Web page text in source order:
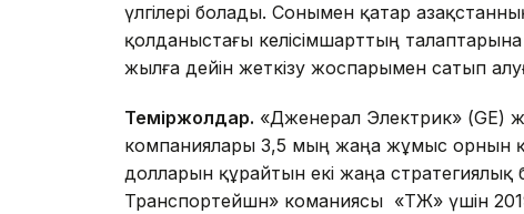
үлгілері болады. Сонымен қатар
қолданыстағы келісімшарттың
жылға дейін жеткізу жоспарымен сатып
Теміржолдар. «Дженерал Электрик» (GE)
компаниялары 3,5 мың жаңа жұмыс орнын
долларын құрайтын екі жаңа
Транспортейшн» команиясы «ҚТЖ» үшін